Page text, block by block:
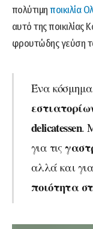
πολύτιμηποικιλία
αυτό της ποικιλίας
φρουτώδης γεύση
Ένα
delicatessen.
για τις
αλλά και
ποιότητα